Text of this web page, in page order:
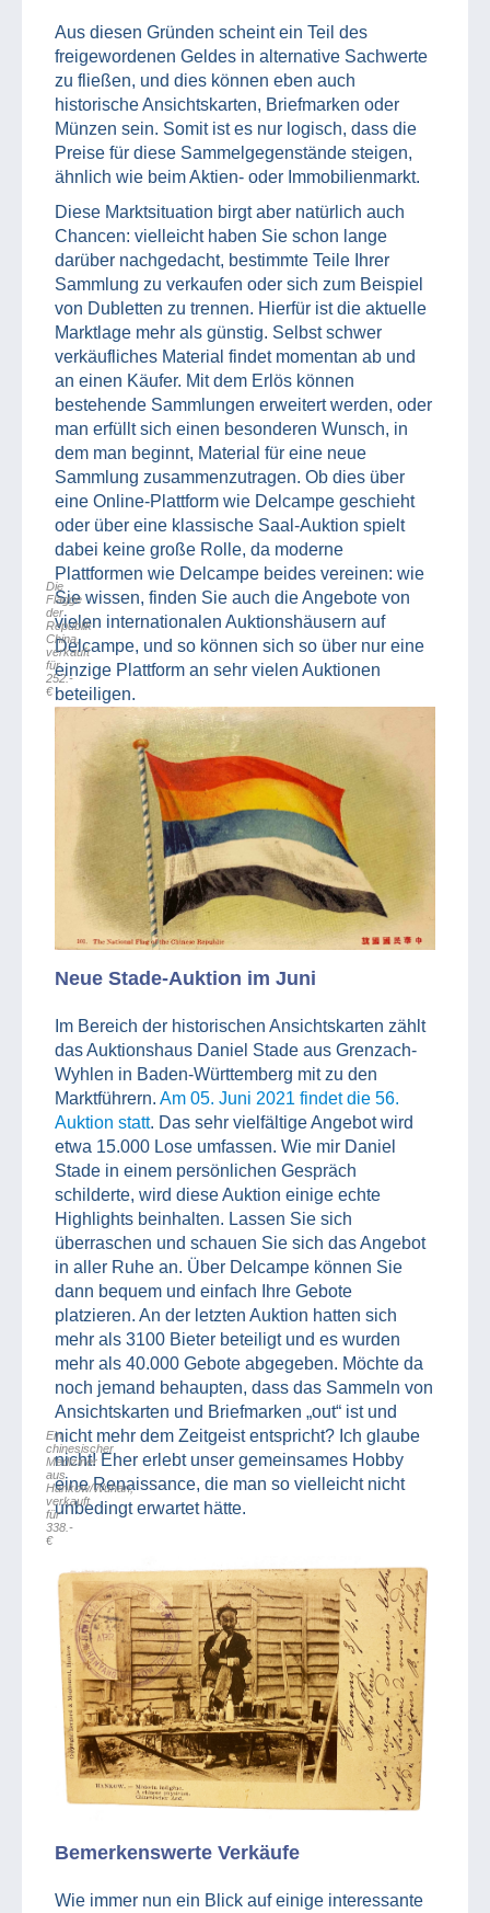
Aus diesen Gründen scheint ein Teil des
freigewordenen Geldes in alternative Sachwerte
zu fließen, und dies können eben auch
historische Ansichtskarten, Briefmarken oder
Münzen sein. Somit ist es nur logisch, dass die
Preise für diese Sammelgegenstände steigen,
ähnlich wie beim Aktien- oder Immobilienmarkt.
Diese Marktsituation birgt aber natürlich auch
Chancen: vielleicht haben Sie schon lange
darüber nachgedacht, bestimmte Teile Ihrer
Sammlung zu verkaufen oder sich zum Beispiel
von Dubletten zu trennen. Hierfür ist die aktuelle
Marktlage mehr als günstig. Selbst schwer
verkäufliches Material findet momentan ab und
an einen Käufer. Mit dem Erlös können
bestehende Sammlungen erweitert werden, oder
man erfüllt sich einen besonderen Wunsch, in
dem man beginnt, Material für eine neue
Sammlung zusammenzutragen. Ob dies über
eine Online-Plattform wie Delcampe geschieht
oder über eine klassische Saal-Auktion spielt
dabei keine große Rolle, da moderne
Plattformen wie Delcampe beides vereinen: wie
Sie wissen, finden Sie auch die Angebote von
vielen internationalen Auktionshäusern auf
Delcampe, und so können sich so über nur eine
einzige Plattform an sehr vielen Auktionen
beteiligen.
Die
Flagge
der
Republik
China,
verkauft
für
252.-
€
Neue Stade-Auktion im Juni
Im Bereich der historischen Ansichtskarten zählt
das Auktionshaus Daniel Stade aus Grenzach-
Wyhlen in Baden-Württemberg mit zu den
Marktführern. Am 05. Juni 2021 findet die 56.
Auktion statt. Das sehr vielfältige Angebot wird
etwa 15.000 Lose umfassen. Wie mir Daniel
Stade in einem persönlichen Gespräch
schilderte, wird diese Auktion einige echte
Highlights beinhalten. Lassen Sie sich
überraschen und schauen Sie sich das Angebot
in aller Ruhe an. Über Delcampe können Sie
dann bequem und einfach Ihre Gebote
platzieren. An der letzten Auktion hatten sich
mehr als 3100 Bieter beteiligt und es wurden
mehr als 40.000 Gebote abgegeben. Möchte da
noch jemand behaupten, dass das Sammeln von
Ansichtskarten und Briefmarken „out“ ist und
nicht mehr dem Zeitgeist entspricht? Ich glaube
nicht! Eher erlebt unser gemeinsames Hobby
eine Renaissance, die man so vielleicht nicht
unbedingt erwartet hätte.
Ein
chinesischer
Mediziner
aus
Hankow/Wuhan,
verkauft
für
338.-
€
Bemerkenswerte Verkäufe
Wie immer nun ein Blick auf einige interessante